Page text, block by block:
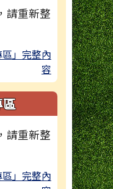
請重新整
」完整內
容
請重新整
」完整內